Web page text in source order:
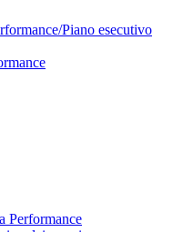
Piano esecutivo
Performance